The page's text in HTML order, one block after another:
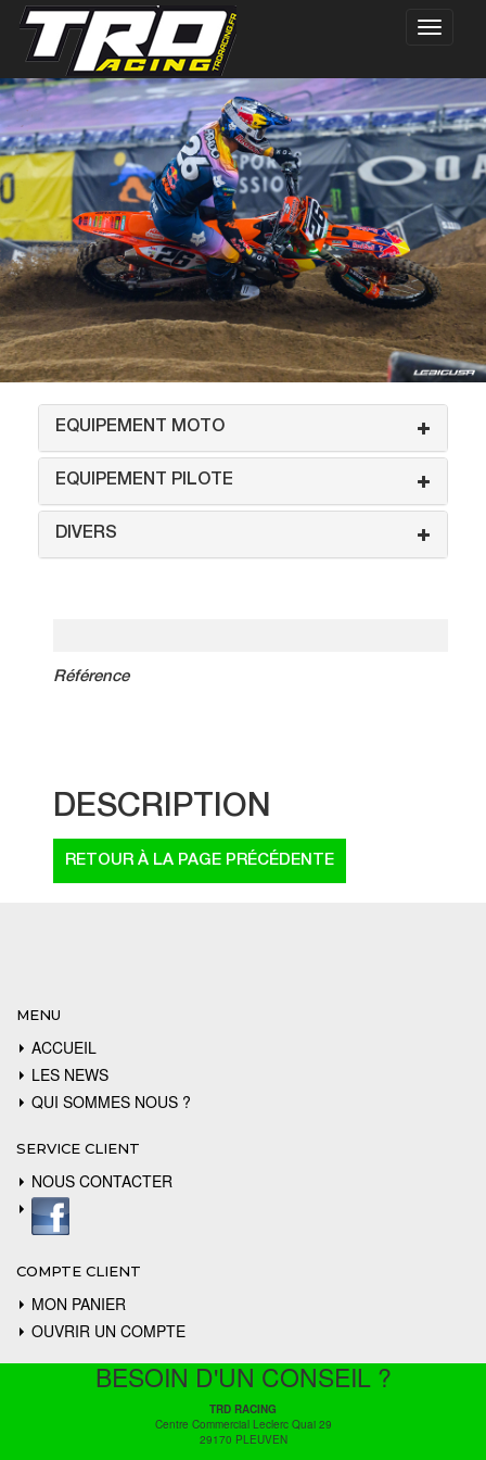
EQUIPEMENT MOTO
EQUIPEMENT PILOTE
DIVERS
Référence
DESCRIPTION
MENU
ACCUEIL
LES NEWS
QUI SOMMES NOUS ?
SERVICE CLIENT
NOUS CONTACTER
COMPTE CLIENT
MON PANIER
OUVRIR UN COMPTE
BESOIN D'UN CONSEIL ?
TRD RACING
Centre Commercial Leclerc Quai 29
29170 PLEUVEN